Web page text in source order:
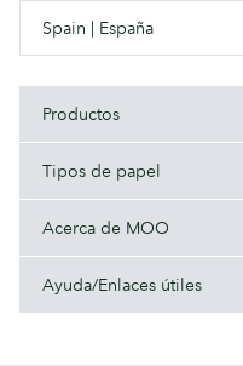
Spain | España
Productos
Tipos de papel
Acerca de MOO
Ayuda/Enlaces útiles